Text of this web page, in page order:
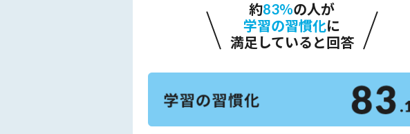
約83％の人が
学習の習慣化に
満足していると回答